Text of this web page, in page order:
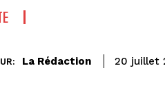
La Rédaction 20 juillet